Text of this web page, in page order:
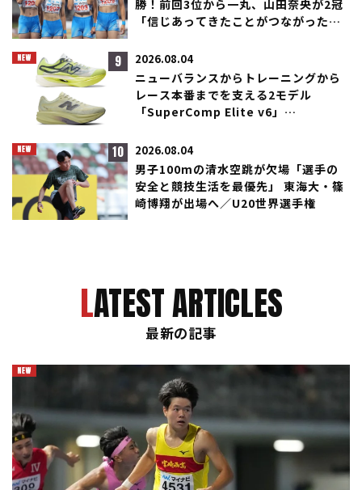
勝！前回3位から一丸、山田奈央が2冠
「信じあってきたことがつながった」
9 2026.08.04
ニューバランスからトレーニングから
レース本番までを支える2モデル
「SuperComp Elite v6」
10 2026.08.04
男子100mの清水空跳が欠場「選手の
安全と競技生活を最優先」 東海大・篠
崎博翔が出場へ／U20世界選手権
LATEST ARTICLES
最新の記事